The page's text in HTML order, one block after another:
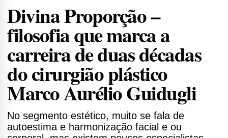
Divina Proporção –
filosofia que marca a
carreira de duas décadas
do cirurgião plástico
Marco Aurélio Guidugli
No segmento estético, muito se fala de
autoestima e harmonização facial e ou